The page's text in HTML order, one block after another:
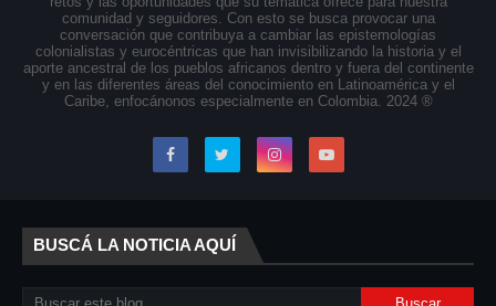
comunidad y seguidores. Con esto se busca provocar una
conversación que contribuya a cambiar las epistemologías
colonialistas y eurocéntricas que han invisibilizando la historia y el
aporte ancestral de los pueblos africanos dentro y fuera del continente
y en las diferentes áreas del conocimiento en Latinoamérica y el
Caribe, enfocánonos especialmente en Colombia. 2024 ®
BUSCÁ LA NOTICIA AQUÍ